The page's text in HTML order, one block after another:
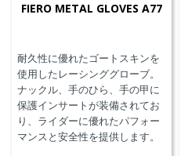
FIERO METAL GLOVES A77
耐久性に優れたゴートスキンを
使用したレーシンググローブ。
ナックル、手のひら、手の甲に
保護インサートが装備されてお
り、ライダーに優れたパフォー
マンスと安全性を提供します。